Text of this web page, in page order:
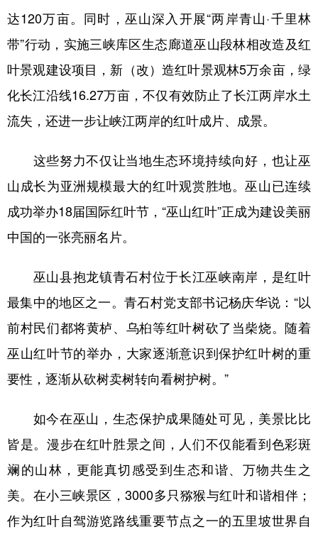
陕西 甘肃 青海 宁夏
新疆 内蒙古 黑龙江
多语种频道
English Español Français عربى
Русский язык 日本語 한국어
Deutsch Português
达120万亩。同时，巫山深入开展“两岸青山·千里林
带”行动，实施三峡库区生态廊道巫山段林相改造及红
叶景观建设项目，新（改）造红叶景观林5万余亩，绿
化长江沿线16.27万亩，不仅有效防止了长江两岸水土
流失，还进一步让峡江两岸的红叶成片、成景。
这些努力不仅让当地生态环境持续向好，也让巫
山成长为亚洲规模最大的红叶观赏胜地。巫山已连续
成功举办18届国际红叶节，“巫山红叶”正成为建设美丽
中国的一张亮丽名片。
巫山县抱龙镇青石村位于长江巫峡南岸，是红叶
最集中的地区之一。青石村党支部书记杨庆华说：“以
前村民们都将黄栌、乌桕等红叶树砍了当柴烧。随着
巫山红叶节的举办，大家逐渐意识到保护红叶树的重
要性，逐渐从砍树卖树转向看树护树。”
如今在巫山，生态保护成果随处可见，美景比比
皆是。漫步在红叶胜景之间，人们不仅能看到色彩斑
斓的山林，更能真切感受到生态和谐、万物共生之
美。在小三峡景区，3000多只猕猴与红叶和谐相伴；
作为红叶自驾游览路线重要节点之一的五里坡世界自